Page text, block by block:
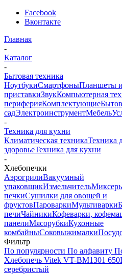
Facebook
Вконтакте
Главная
-
Каталог
-
Бытовая техника
НоутбукиСмартфоныПланшеты
приставкиЗвукКомпьютерная
периферияКомплектующие
садЭлектроинструментМебель
-
Техника для кухни
Климатическая техникаТехника
здоровьеТехника для кухни
-
Хлебопечки
АэрогрилиВакуумный
упаковщикИзмельчитель
печкиСушилки для овощей и
фруктовПароваркиМультиварки
печиЧайникиКофеварки,
панелиМясорубкиКухонные
комбайныСоковыжималки
Фильтр
По популярности По алфавиту
Хлебопечь Vitek VT-BM1301
серебристый